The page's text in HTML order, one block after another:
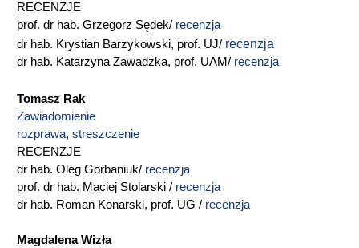
RECENZJE
prof. dr hab. Grzegorz Sędek/ recenzja
dr hab. Krystian Barzykowski, prof. UJ/ recenzja
dr hab. Katarzyna Zawadzka, prof. UAM/ recenzja
Tomasz Rak
Zawiadomienie
rozprawa, streszczenie
RECENZJE
dr hab. Oleg Gorbaniuk/ recenzja
prof. dr hab. Maciej Stolarski / recenzja
dr hab. Roman Konarski, prof. UG / recenzja
Magdalena Wizła